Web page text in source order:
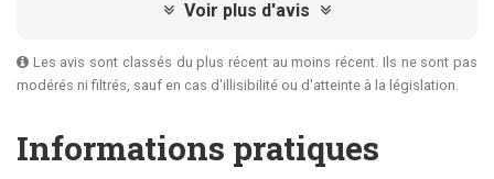
Voir plus d'avis
Les avis sont classés du plus récent au moins récent. Ils ne sont pas
modérés ni filtrés, sauf en cas d'illisibilité ou d'atteinte à la législation.
Informations pratiques